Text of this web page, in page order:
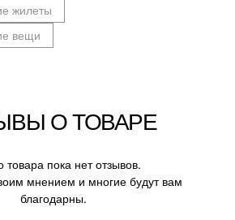
жилеты
вещи
О ТОВАРЕ
товара пока нет отзывов.
мнением и многие будут вам
благодарны.